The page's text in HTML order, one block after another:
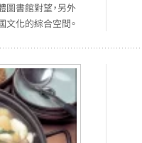
圖書館對望，另外
文化的綜合空間。